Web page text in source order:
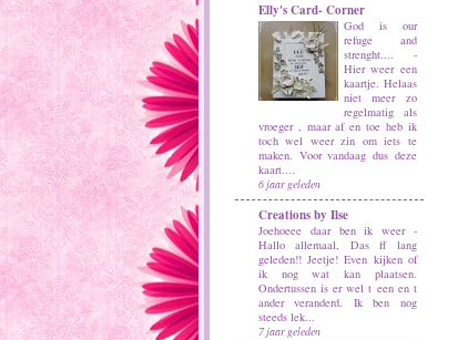
Elly's Card- Corner
God is our
refuge and
strenght....
-
Hier weer een
kaartje. Helaas
niet meer zo
regelmatig als
vroeger , maar af en toe heb ik
toch wel weer zin om iets te
maken. Voor vandaag dus deze
kaart....
6 jaar geleden
Creations by Ilse
Joehoeee daar ben ik weer -
Hallo allemaal, Das ff lang
geleden!! Jeetje! Even kijken of
ik nog wat kan plaatsen.
Ondertussen is er wel t een en t
ander veranderd. Ik ben nog
steeds lek...
7 jaar geleden